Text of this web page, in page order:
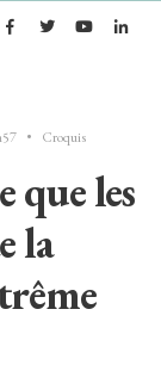
• Croquis
que les
la